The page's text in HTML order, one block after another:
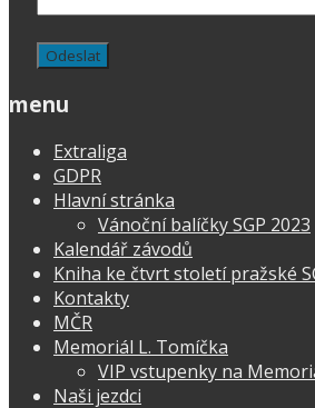
menu
Extraliga
GDPR
Hlavní stránka
Vánoční balíčky SGP 2023
Kalendář závodů
Kniha ke čtvrt století pražské
Kontakty
MČR
Memoriál L. Tomíčka
VIP vstupenky na
Naši jezdci